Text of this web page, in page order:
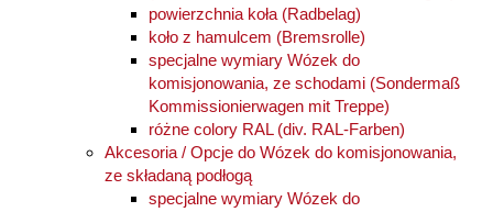
powierzchnia koła (Radbelag)
koło z hamulcem (Bremsrolle)
specjalne wymiary Wózek do
komisjonowania, ze schodami (Sondermaß
Kommissionierwagen mit Treppe)
różne colory RAL (div. RAL-Farben)
Akcesoria / Opcje do Wózek do komisjonowania,
ze składaną podłogą
specjalne wymiary Wózek do